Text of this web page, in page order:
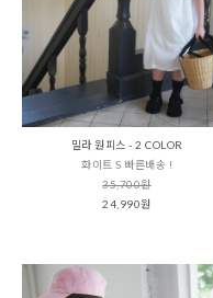
밀라 원피스 - 2 COLOR
화이트 S 빠른배송 !
35,700원
24,990원